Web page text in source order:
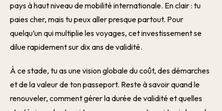
pays à haut niveau de mobilité internationale. En clair : tu
paies cher, mais tu peux aller presque partout. Pour
quelqu’un qui multiplie les voyages, cet investissement se
dilue rapidement sur dix ans de validité.
À ce stade, tu as une vision globale du coût, des démarches
et de la valeur de ton passeport. Reste à savoir quand le
renouveler, comment gérer la durée de validité et quelles